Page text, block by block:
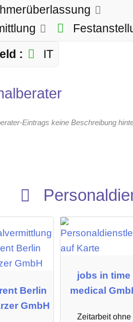
:
IT
Eintrags keine Beschreibung
Berlin
GmbH
jobs in time
medical
Zeitarbeit ohne